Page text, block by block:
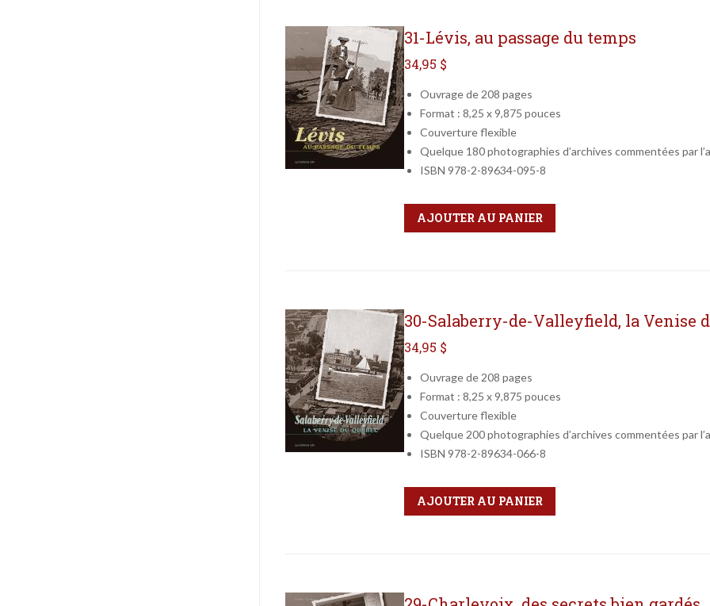
31-Lévis, au passage du temps
34,95 $
Ouvrage de 208 pages
Format : 8,25 x 9,875 pouces
Couverture flexible
Quelque 180 photographies d’archives commentées par
ISBN 978-2-89634-095-8
Qté
Format
AJOUTER AU PANIER
30-Salaberry-de-Valleyfield, la Venise
34,95 $
Ouvrage de 208 pages
Format : 8,25 x 9,875 pouces
Couverture flexible
Quelque 200 photographies d’archives commentées par
ISBN 978-2-89634-066-8
Qté
Format
AJOUTER AU PANIER